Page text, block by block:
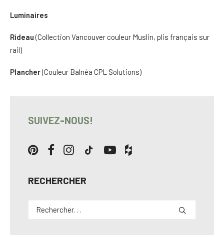
Luminaires
Rideau(Collection Vancouver couleur Muslin, plis français sur
rail)
Plancher(Couleur Balnéa CPL Solutions)
SUIVEZ-NOUS!
RECHERCHER